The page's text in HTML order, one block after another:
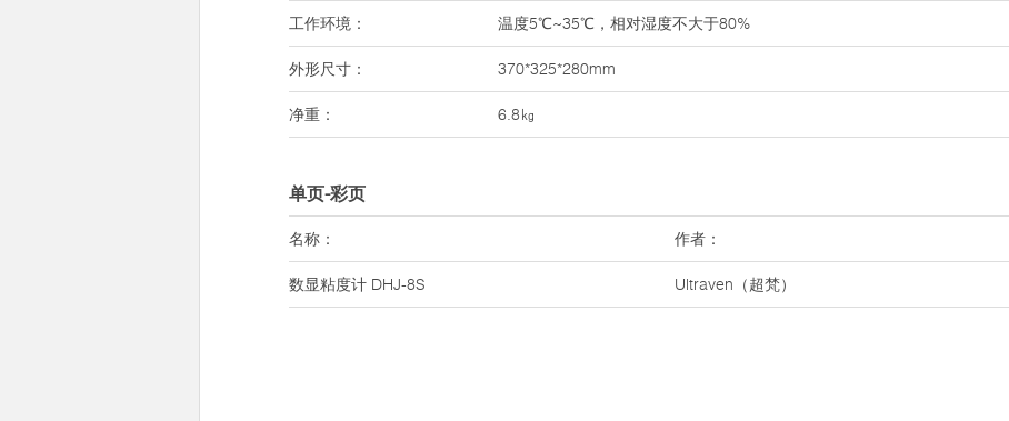
工作环境： 温度5℃~35℃，相对湿度不大于80%
外形尺寸： 370*325*280mm
净重： 6.8㎏
单页-彩页
名称： 作者：
数显粘度计 DHJ-8S Ultraven（超梵）